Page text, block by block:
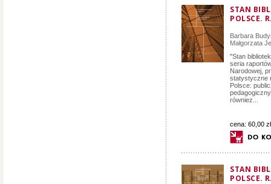
STAN
POLSCE.
Barbara
Małgorzata
"Stan
seria
Narodowej,
statystyczne
Polsce:
równiez...
cena: 60,00 zł
STAN
POLSCE.